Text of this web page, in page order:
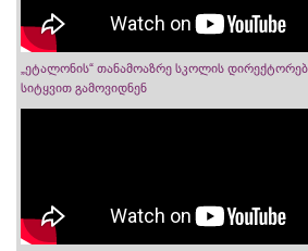
„ეტალონის“ თანამოაზრე სკოლის
სიტყვით გამოვიდნენ